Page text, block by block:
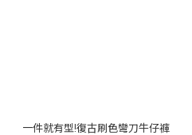
一件就有型!復古刷色彎刀牛仔褲